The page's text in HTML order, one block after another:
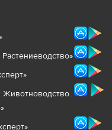
во»
Животноводство.